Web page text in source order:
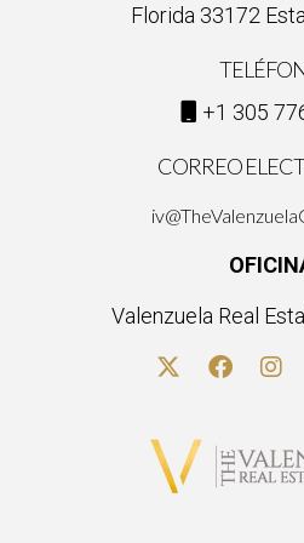
tu presencia digital, ¡no dudes en
Florida 33172
+1 305
CORREO
Valenzuela Real